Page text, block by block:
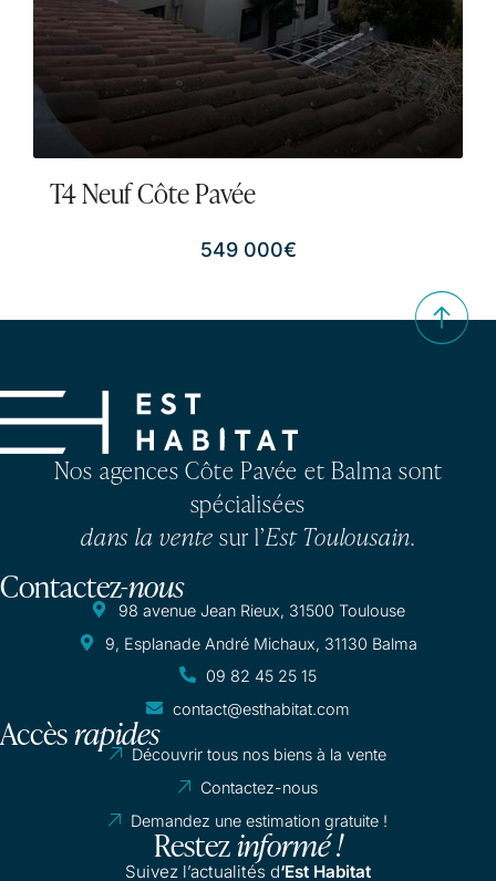
T4 Neuf Côte Pavée
549 000€
Nos agences Côte Pavée et Balma sont
spécialisées
dans la vente sur l’Est Toulousain.
Contactez-nous
98 avenue Jean Rieux, 31500 Toulouse
9, Esplanade André Michaux, 31130 Balma
09 82 45 25 15
contact@esthabitat.com
Accèsrapides
Découvrir tous nos biens à la vente
Contactez-nous
Demandez une estimation gratuite !
Restezinformé !
Suivez l’actualités d‘Est Habitat